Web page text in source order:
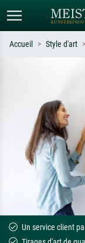
Recherchez par
ex. Monet, Nuit
impressionnisme,
nu.
Accueil Style d'art
Un service client